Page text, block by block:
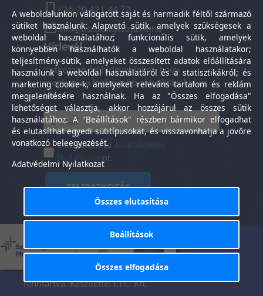
+36-20 421 44 72
info@tisztasagkozpont.hu
Hírlevél
Iratkozzon fel hírlevelünkre, hogy
megkapja a legfrissebb aktualitásokat és
híreket.
Elfogadom azAdatvédelmi
Nyilatkozatot.
FELIRATKOZÁS
Tisztaság Központ Kft. © 2025. Minden jog
fenntartva. Készítette:I.T.C. Kft.
Általános Szerződési
Feltételek
-
tájékoztató
A weboldalunkon válogatott saját és harmadik féltől származó
sütiket használunk: Alapvető sütik, amelyek szükségesek a
weboldal használatához; funkcionális sütik, amelyek
könnyebben használhatók a weboldal használatakor;
teljesítmény-sütik, amelyeket összesített adatok előállítására
használunk a weboldal használatáról és a statisztikákról; és
marketing cookie-k, amelyeket releváns tartalom és reklám
megjelenítésére használnak. Ha az "Összes elfogadása"
lehetőséget választja, akkor hozzájárul az összes sütik
használatához. A "Beállítások" részben bármikor elfogadhat
és elutasíthat egyedi sütitípusokat, és visszavonhatja a jövőre
vonatkozó beleegyezését.
Adatvédelmi Nyilatkozat
Összes elutasítása
Beállítások
Összes elfogadása